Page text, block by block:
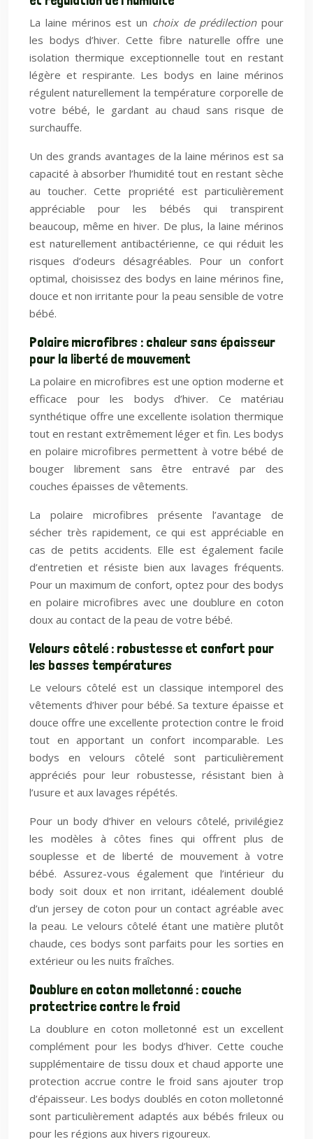
La laine mérinos est un choix de prédilection pour
les bodys d’hiver. Cette fibre naturelle offre une
isolation thermique exceptionnelle tout en restant
légère et respirante. Les bodys en laine mérinos
régulent naturellement la température corporelle de
votre bébé, le gardant au chaud sans risque de
surchauffe.
Un des grands avantages de la laine mérinos est sa
capacité à absorber l’humidité tout en restant sèche
au toucher. Cette propriété est particulièrement
appréciable pour les bébés qui transpirent
beaucoup, même en hiver. De plus, la laine mérinos
est naturellement antibactérienne, ce qui réduit les
risques d’odeurs désagréables. Pour un confort
optimal, choisissez des bodys en laine mérinos fine,
douce et non irritante pour la peau sensible de votre
bébé.
Polaire microfibres : chaleur sans épaisseur
pour la liberté de mouvement
La polaire en microfibres est une option moderne et
efficace pour les bodys d’hiver. Ce matériau
synthétique offre une excellente isolation thermique
tout en restant extrêmement léger et fin. Les bodys
en polaire microfibres permettent à votre bébé de
bouger librement sans être entravé par des
couches épaisses de vêtements.
La polaire microfibres présente l’avantage de
sécher très rapidement, ce qui est appréciable en
cas de petits accidents. Elle est également facile
d’entretien et résiste bien aux lavages fréquents.
Pour un maximum de confort, optez pour des bodys
en polaire microfibres avec une doublure en coton
doux au contact de la peau de votre bébé.
Velours côtelé : robustesse et confort pour
les basses températures
Le velours côtelé est un classique intemporel des
vêtements d’hiver pour bébé. Sa texture épaisse et
douce offre une excellente protection contre le froid
tout en apportant un confort incomparable. Les
bodys en velours côtelé sont particulièrement
appréciés pour leur robustesse, résistant bien à
l’usure et aux lavages répétés.
Pour un body d’hiver en velours côtelé, privilégiez
les modèles à côtes fines qui offrent plus de
souplesse et de liberté de mouvement à votre
bébé. Assurez-vous également que l’intérieur du
body soit doux et non irritant, idéalement doublé
d’un jersey de coton pour un contact agréable avec
la peau. Le velours côtelé étant une matière plutôt
chaude, ces bodys sont parfaits pour les sorties en
extérieur ou les nuits fraîches.
Doublure en coton molletonné : couche
protectrice contre le froid
La doublure en coton molletonné est un excellent
complément pour les bodys d’hiver. Cette couche
supplémentaire de tissu doux et chaud apporte une
protection accrue contre le froid sans ajouter trop
d’épaisseur. Les bodys doublés en coton molletonné
sont particulièrement adaptés aux bébés frileux ou
pour les régions aux hivers rigoureux.